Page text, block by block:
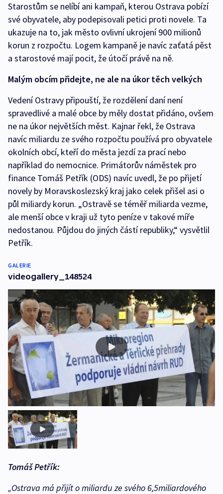
Starostům se nelíbí ani kampaň, kterou Ostrava pobízí
své obyvatele, aby podepisovali petici proti novele. Ta
ukazuje na to, jak město ovlivní ukrojení 900 milionů
korun z rozpočtu. Logem kampaně je navíc zaťatá pěst
a starostové mají pocit, že útočí právě na ně.
Malým obcím přidejte, ne ale na úkor těch velkých
Vedení Ostravy připouští, že rozdělení daní není
spravedlivé a malé obce by měly dostat přidáno, ovšem
ne na úkor největších měst. Kajnar řekl, že Ostrava
navíc miliardu ze svého rozpočtu používá pro obyvatele
okolních obcí, kteří do města jezdí za prací nebo
například do nemocnice. Primátorův náměstek pro
finance Tomáš Petřík (ODS) navíc uvedl, že po přijetí
novely by Moravskoslezský kraj jako celek přišel asi o
půl miliardy korun. „Ostravě se téměř miliarda vezme,
ale menší obce v kraji už tyto peníze v takové míře
nedostanou. Půjdou do jiných částí republiky,“ vysvětlil
Petřík.
GALERIE
videogallery_148524
Tomáš Petřík:
„Ostrava má přijít o miliardu ze svého 6,5miliardového